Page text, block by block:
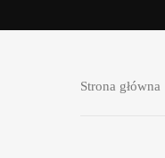
Strona główna